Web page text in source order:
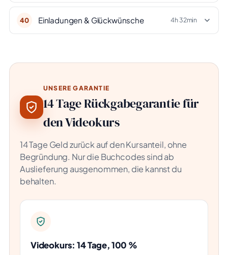
40 Einladungen & Glückwünsche 4h 32min
UNSERE GARANTIE
14 Tage Rückgabegarantie für
den Videokurs
14 Tage Geld zurück auf den Kursanteil, ohne
Begründung. Nur die Buchcodes sind ab
Auslieferung ausgenommen, die kannst du
behalten.
Videokurs: 14 Tage, 100 %